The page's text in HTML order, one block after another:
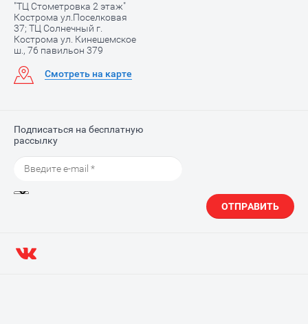
"ТЦ Стометровка 2 этаж"
Кострома ул.Поселковая
37; ТЦ Солнечный г.
Кострома ул. Кинешемское
ш., 76 павильон 379
Смотреть на карте
Подписаться на бесплатную
рассылку
ОТПРАВИТЬ